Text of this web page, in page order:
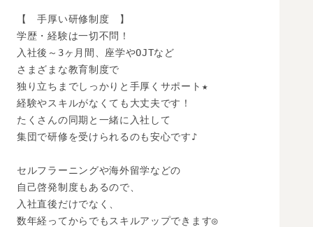
【　手厚い研修制度　】
学歴・経験は一切不問！
入社後～3ヶ月間、座学やOJTなど
さまざまな教育制度で
独り立ちまでしっかりと手厚くサポート★
経験やスキルがなくても大丈夫です！
たくさんの同期と一緒に入社して
集団で研修を受けられるのも安心です♪
セルフラーニングや海外留学などの
自己啓発制度もあるので、
入社直後だけでなく、
数年経ってからでもスキルアップできます◎